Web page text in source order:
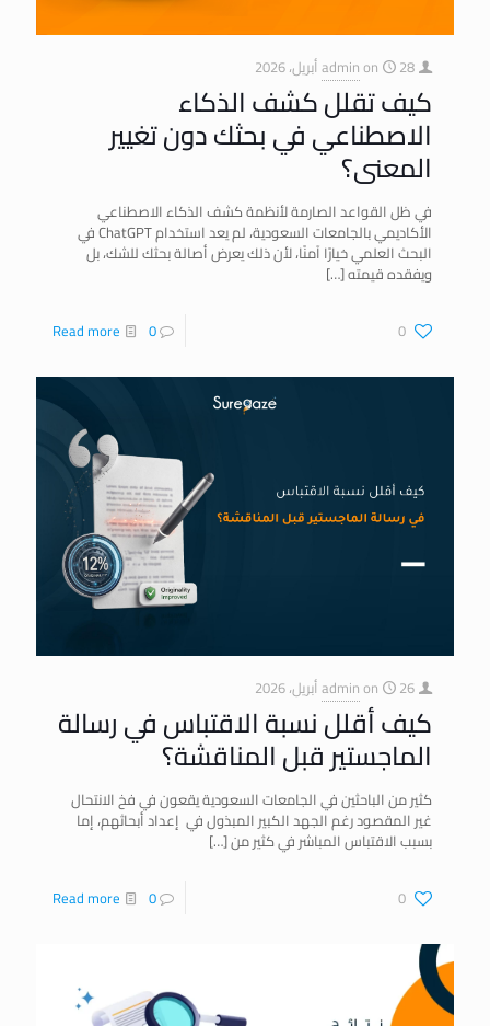
adminon 28 أبريل، 2026
كيف تقلل كشف الذكاء
الاصطناعي في بحثك دون تغيير
المعنى؟
في ظل القواعد الصارمة لأنظمة كشف الذكاء الاصطناعي
الأكاديمي بالجامعات السعودية، لم يعد استخدام ChatGPT في
البحث العلمي خيارًا آمنًا، لأن ذلك يعرض أصالة بحثك للشك، بل
ويفقده قيمته[…]
0
0
Read more
adminon 26 أبريل، 2026
كيف أقلل نسبة الاقتباس في رسالة
الماجستير قبل المناقشة؟
كثير من الباحثين في الجامعات السعودية يقعون في فخ الانتحال
غير المقصود رغم الجهد الكبير المبذول في إعداد أبحاثهم، إما
بسبب الاقتباس المباشر في كثير من[…]
0
0
Read more